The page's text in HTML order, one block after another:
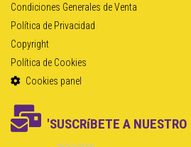
Condiciones Generales de Venta
Política de Privacidad
Copyright
Política de Cookies
Cookies panel
'SUSCRíBETE A